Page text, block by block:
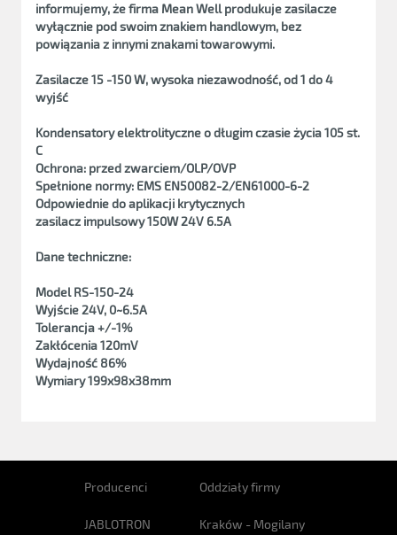
informujemy, że firma Mean Well produkuje zasilacze
wyłącznie pod swoim znakiem handlowym, bez
powiązania z innymi znakami towarowymi.
Zasilacze 15 -150 W, wysoka niezawodność, od 1 do 4
wyjść
Kondensatory elektrolityczne o długim czasie życia 105 st.
C
Ochrona: przed zwarciem/OLP/OVP
Spełnione normy: EMS EN50082-2/EN61000-6-2
Odpowiednie do aplikacji krytycznych
zasilacz impulsowy 150W 24V 6.5A
Dane techniczne:
Model RS-150-24
Wyjście 24V, 0~6.5A
Tolerancja +/-1%
Zakłócenia 120mV
Wydajność 86%
Wymiary 199x98x38mm
Producenci
JABLOTRON
Oddziały firmy
Kraków - Mogilany